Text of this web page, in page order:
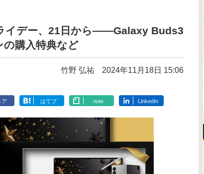
イデー、21日から――Galaxy Buds3
購入特典など
竹野 弘祐 2024年11月18日 15:06
ア はてブ note LinkedIn